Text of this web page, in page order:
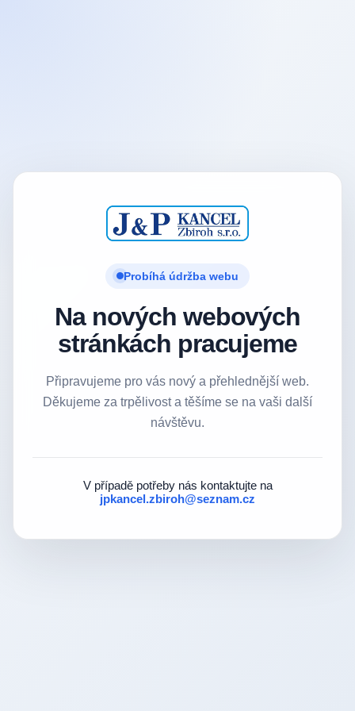
Probíhá údržba webu
Na nových webových
stránkách pracujeme
Připravujeme pro vás nový a přehlednější web.
Děkujeme za trpělivost a těšíme se na vaši další
návštěvu.
V případě potřeby nás kontaktujte na
jpkancel.zbiroh@seznam.cz